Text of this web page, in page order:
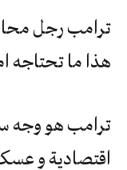
ترامب رجل
هذا ما تحتاجه
ترامب هو وجه
اقتصادية و